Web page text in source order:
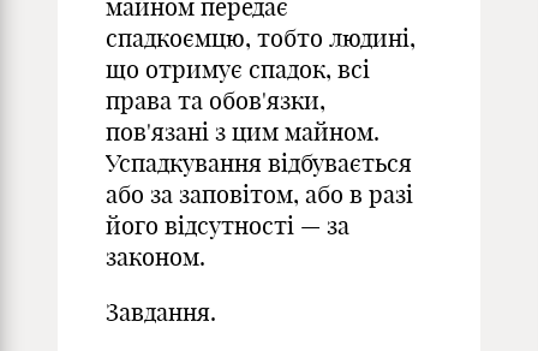
майном передає
спадкоємцю, тобто людині,
що отримує спадок, всі
права та обов'язки,
пов'язані з цим майном.
Успадкування відбувається
або за заповітом, або в разі
його відсутності — за
законом.
Завдання.